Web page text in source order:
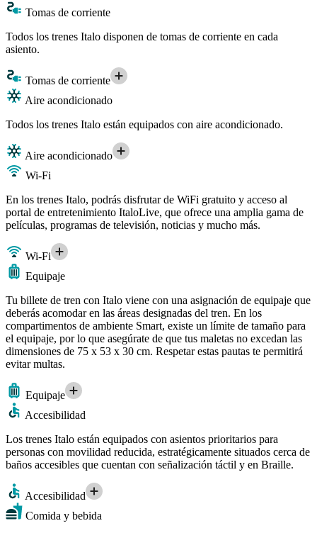
Tomas de corriente
Todos los trenes Italo disponen de tomas de corriente en cada
asiento.
Tomas de corriente
Aire acondicionado
Todos los trenes Italo están equipados con aire acondicionado.
Aire acondicionado
Wi-Fi
En los trenes Italo, podrás disfrutar de WiFi gratuito y acceso al
portal de entretenimiento ItaloLive, que ofrece una amplia gama de
películas, programas de televisión, noticias y mucho más.
Wi-Fi
Equipaje
Tu billete de tren con Italo viene con una asignación de equipaje que
deberás acomodar en las áreas designadas del tren. En los
compartimentos de ambiente Smart, existe un límite de tamaño para
el equipaje, por lo que asegúrate de que tus maletas no excedan las
dimensiones de 75 x 53 x 30 cm. Respetar estas pautas te permitirá
evitar multas.
Equipaje
Accesibilidad
Los trenes Italo están equipados con asientos prioritarios para
personas con movilidad reducida, estratégicamente situados cerca de
baños accesibles que cuentan con señalización táctil y en Braille.
Accesibilidad
Comida y bebida